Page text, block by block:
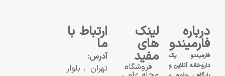
درباره
فارمیندو
فارمیندو یک
داروخانه آنلاین و
لینک
های
مفید
فروشگاه
ارتباط با
ما
آدرس:
تهران، بلوار